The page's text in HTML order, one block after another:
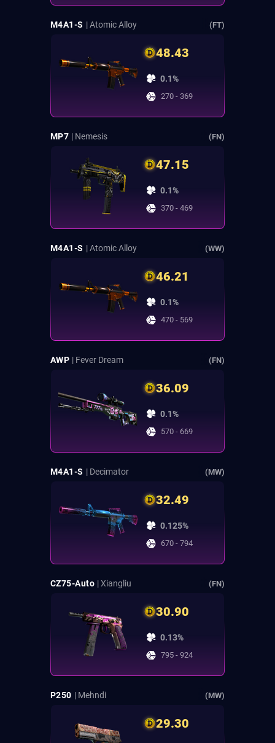
M4A1-S | Atomic Alloy (FT)
48.43
0.1%
270 - 369
MP7 | Nemesis (FN)
47.15
0.1%
370 - 469
M4A1-S | Atomic Alloy (WW)
46.21
0.1%
470 - 569
AWP | Fever Dream (FN)
36.09
0.1%
570 - 669
M4A1-S | Decimator (MW)
32.49
0.125%
670 - 794
CZ75-Auto | Xiangliu (FN)
30.90
0.13%
795 - 924
P250 | Mehndi (MW)
29.30